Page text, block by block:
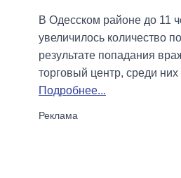
В Одесском районе до 11
увеличилось количество
результате попадания
торговый центр, среди них
Подробнее...